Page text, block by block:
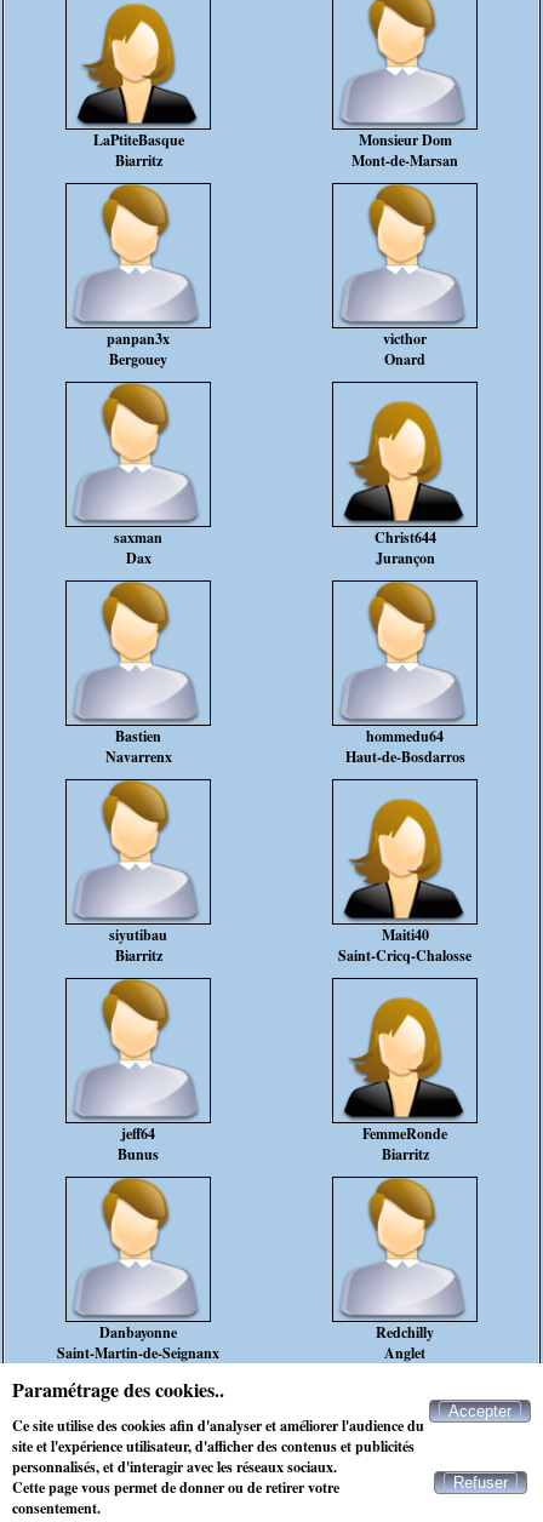
Paramétrage des cookies..
Ce site utilise des cookies afin d'analyser et améliorer l'audience du
site et l'expérience utilisateur, d'afficher des contenus et publicités
personnalisés, et d'interagir avec les réseaux sociaux.
Cette page vous permet de donner ou de retirer votre
consentement.
Accepter
Refuser
LaPtiteBasque
Biarritz
Monsieur Dom
Mont-de-Marsan
panpan3x
Bergouey
victhor
Onard
saxman
Dax
Christ644
Jurançon
Bastien
Navarrenx
hommedu64
Haut-de-Bosdarros
siyutibau
Biarritz
Maiti40
Saint-Cricq-Chalosse
jeff64
Bunus
FemmeRonde
Biarritz
Danbayonne
Saint-Martin-de-Seignanx
Redchilly
Anglet
rencontre marié bayonne
rencontre célibataire bayonne
Contacter Maxichat